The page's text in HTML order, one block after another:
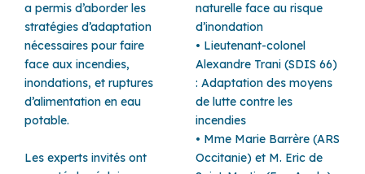
a permis d’aborder les
stratégies d’adaptation
nécessaires pour faire
face aux incendies,
inondations, et ruptures
d’alimentation en eau
potable.
Les experts invités ont
naturelle face au risque
d’inondation
• Lieutenant-colonel
Alexandre Trani (SDIS 66)
: Adaptation des moyens
de lutte contre les
incendies
• Mme Marie Barrère (ARS
Occitanie) et M. Eric de